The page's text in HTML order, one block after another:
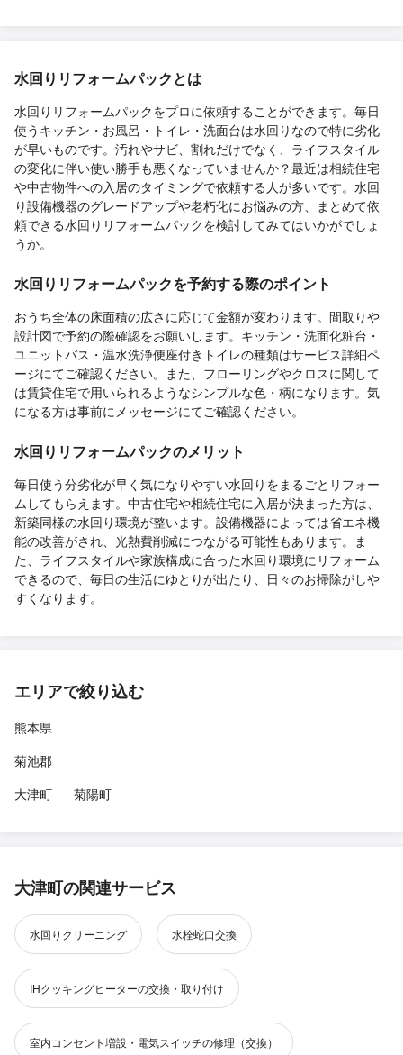
水回りリフォームパックとは
水回りリフォームパックをプロに依頼することができます。毎日
使うキッチン・お風呂・トイレ・洗面台は水回りなので特に劣化
が早いものです。汚れやサビ、割れだけでなく、ライフスタイル
の変化に伴い使い勝手も悪くなっていませんか？最近は相続住宅
や中古物件への入居のタイミングで依頼する人が多いです。水回
り設備機器のグレードアップや老朽化にお悩みの方、まとめて依
頼できる水回りリフォームパックを検討してみてはいかがでしょ
うか。
水回りリフォームパックを予約する際のポイント
おうち全体の床面積の広さに応じて金額が変わります。間取りや
設計図で予約の際確認をお願いします。キッチン・洗面化粧台・
ユニットバス・温水洗浄便座付きトイレの種類はサービス詳細ペ
ージにてご確認ください。また、フローリングやクロスに関して
は賃貸住宅で用いられるようなシンプルな色・柄になります。気
になる方は事前にメッセージにてご確認ください。
水回りリフォームパックのメリット
毎日使う分劣化が早く気になりやすい水回りをまるごとリフォー
ムしてもらえます。中古住宅や相続住宅に入居が決まった方は、
新築同様の水回り環境が整います。設備機器によっては省エネ機
能の改善がされ、光熱費削減につながる可能性もあります。ま
た、ライフスタイルや家族構成に合った水回り環境にリフォーム
できるので、毎日の生活にゆとりが出たり、日々のお掃除がしや
すくなります。
エリアで絞り込む
熊本県
菊池郡
大津町
菊陽町
大津町の関連サービス
水回りクリーニング 水栓蛇口交換
IHクッキングヒーターの交換・取り付け
室内コンセント増設・電気スイッチの修理（交換）